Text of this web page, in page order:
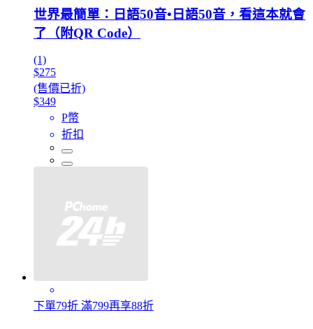
世界最簡單：日語50音•日語50音，看這本就會
了（附QR Code）
(1)
$275
(售價已折)
$349
P幣
折扣
下單79折 滿799再享88折